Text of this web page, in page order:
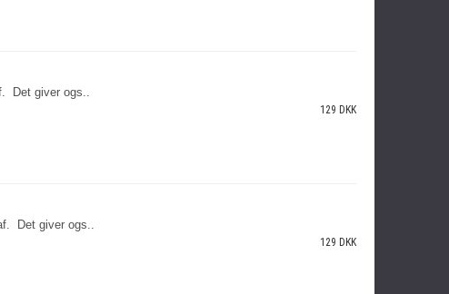
Det giver ogs..
129 DKK
Det giver ogs..
129 DKK